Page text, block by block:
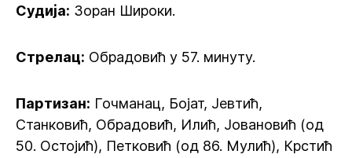
Судија: Зоран Широки.
Стрелац: Обрадовић у 57. минуту.
Партизан: Гочманац, Бојат, Јевтић,
Станковић, Обрадовић, Илић, Јовановић (од
50. Остојић), Петковић (од 86. Мулић), Крстић